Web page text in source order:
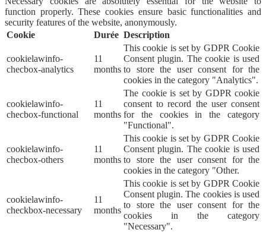
function properly. These cookies ensure basic functionalities and
security features of the website, anonymously.
Cookie
Durée Description
cookielawinfo-
checbox-analytics
11
months
This cookie is set by GDPR Cookie
Consent plugin. The cookie is used
to store the user consent for the
cookies in the category "Analytics".
cookielawinfo-
checbox-functional
11
months
The cookie is set by GDPR cookie
consent to record the user consent
for the cookies in the category
"Functional".
cookielawinfo-
checbox-others
11
months
This cookie is set by GDPR Cookie
Consent plugin. The cookie is used
to store the user consent for the
cookies in the category "Other.
cookielawinfo-
checkbox-necessary
11
months
This cookie is set by GDPR Cookie
Consent plugin. The cookies is used
to store the user consent for the
cookies in the category
"Necessary".